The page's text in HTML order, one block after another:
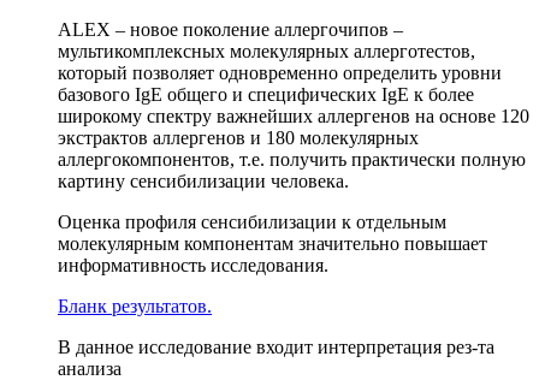
ALEX – новое поколение аллергочипов –
мультикомплексных молекулярных аллерготестов,
который позволяет одновременно определить уровни
базового IgE общего и специфических IgE к более
широкому спектру важнейших аллергенов на основе 120
экстрактов аллергенов и 180 молекулярных
аллергокомпонентов, т.е. получить практически полную
картину сенсибилизации человека.
Оценка профиля сенсибилизации к отдельным
молекулярным компонентам значительно повышает
информативность исследования.
Бланк результатов.
В данное исследование входит интерпретация рез-та
анализа